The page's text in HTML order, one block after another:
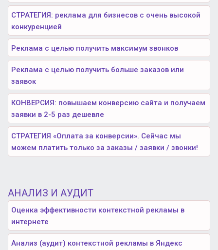
СТРАТЕГИЯ: реклама для бизнесов с очень высокой
конкуренцией
Реклама с целью получить максимум звонков
Реклама с целью получить больше заказов или
заявок
КОНВЕРСИЯ: повышаем конверсию сайта и получаем
заявки в 2-5 раз дешевле
СТРАТЕГИЯ «Оплата за конверсии». Сейчас мы
можем платить только за заказы / заявки / звонки!
АНАЛИЗ И АУДИТ
Оценка эффективности контекстной рекламы в
интернете
Анализ (аудит) контекстной рекламы в Яндекс